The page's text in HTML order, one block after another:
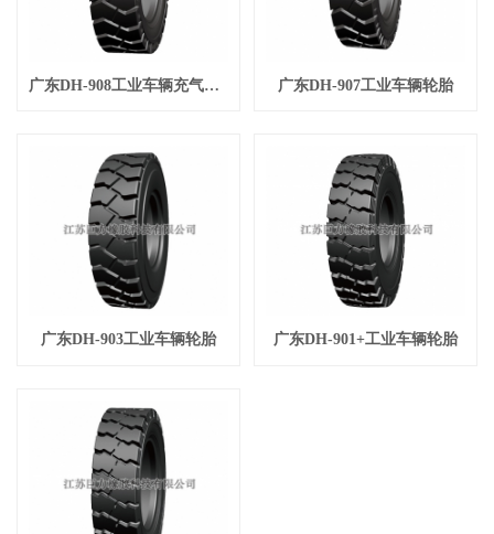
广东DH-908工业车辆充气轮胎 广东DH-907工业车辆轮胎
广东DH-903工业车辆轮胎 广东DH-901+工业车辆轮胎